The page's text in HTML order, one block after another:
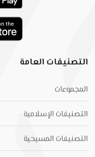
التصنيفات العامة
المجموعات
التصنيفات الإسلامية
التصنيفات المسيحية